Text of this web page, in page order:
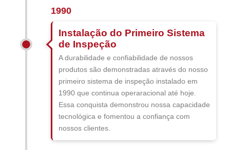
1990
Instalação do Primeiro Sistema
de Inspeção
A durabilidade e confiabilidade de nossos
produtos são demonstradas através do nosso
primeiro sistema de inspeção instalado em
1990 que continua operaracional até hoje.
Essa conquista demonstrou nossa capacidade
tecnológica e fomentou a confiança com
nossos clientes.